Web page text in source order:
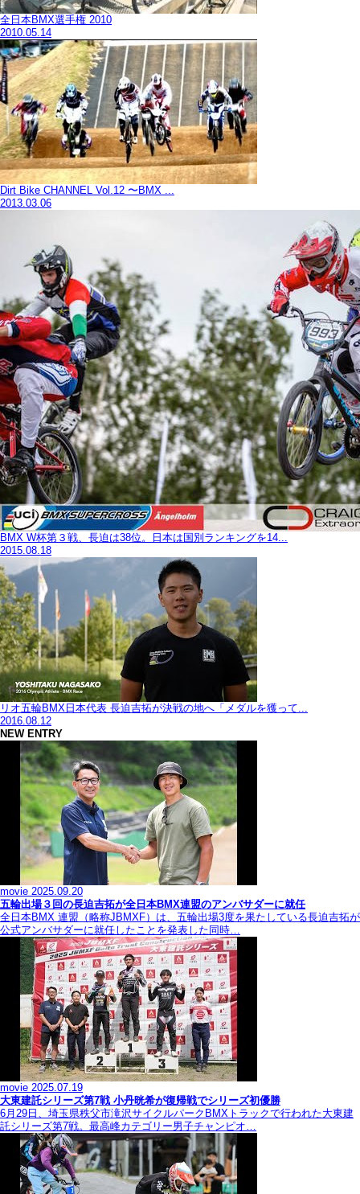
全日本BMX選手権 2010
2010.05.14
Dirt Bike CHANNEL Vol.12 〜BMX ...
2013.03.06
BMX W杯第３戦、長迫は38位。日本は国別ランキングを14...
2015.08.18
リオ五輪BMX日本代表 長迫吉拓が決戦の地へ「メダルを獲って...
2016.08.12
NEW ENTRY
movie 2025.09.20
五輪出場３回の長迫吉拓が全日本BMX連盟のアンバサダーに就任
全日本BMX 連盟（略称JBMXF）は、五輪出場3度を果たしている長迫吉拓が
公式アンバサダーに就任したことを発表した同時…
movie 2025.07.19
大東建託シリーズ第7戦 ⼩丹晄希が復帰戦でシリーズ初優勝
6月29日、埼玉県秩父市滝沢サイクルパークBMXトラックで行われた大東建
託シリーズ第7戦。最高峰カテゴリー男子チャンピオ…